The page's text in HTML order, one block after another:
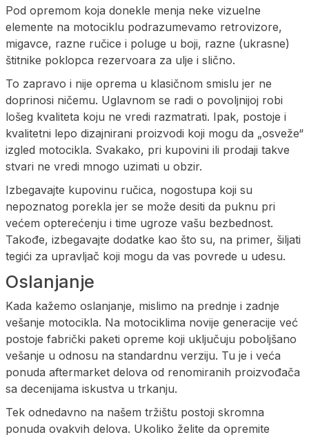
Pod opremom koja donekle menja neke vizuelne
elemente na motociklu podrazumevamo retrovizore,
migavce, razne ručice i poluge u boji, razne (ukrasne)
štitnike poklopca rezervoara za ulje i slično.
To zapravo i nije oprema u klasičnom smislu jer ne
doprinosi ničemu. Uglavnom se radi o povoljnijoj robi
lošeg kvaliteta koju ne vredi razmatrati. Ipak, postoje i
kvalitetni lepo dizajnirani proizvodi koji mogu da „osveže“
izgled motocikla. Svakako, pri kupovini ili prodaji takve
stvari ne vredi mnogo uzimati u obzir.
Izbegavajte kupovinu ručica, nogostupa koji su
nepoznatog porekla jer se može desiti da puknu pri
većem opterećenju i time ugroze vašu bezbednost.
Takođe, izbegavajte dodatke kao što su, na primer, šiljati
tegići za upravljač koji mogu da vas povrede u udesu.
Oslanjanje
Kada kažemo oslanjanje, mislimo na prednje i zadnje
vešanje motocikla. Na motociklima novije generacije već
postoje fabrički paketi opreme koji uključuju poboljšano
vešanje u odnosu na standardnu verziju. Tu je i veća
ponuda aftermarket delova od renomiranih proizvođača
sa decenijama iskustva u trkanju.
Tek odnedavno na našem tržištu postoji skromna
ponuda ovakvih delova. Ukoliko želite da opremite